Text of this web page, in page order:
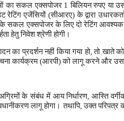
सकल एक्सपोजर 1 बिलियन रुपए या
एजेंसियों (सीआरए) के द्वारा
एक्सपोजर के लिए दो रेटिंग आवश्यक
हेतु निवेश श्रेणी होगी।
का प्रदर्शन नहीं किया गया हो, तो
कार्यक्रम (आरपी) को लागू करने और
के संबंध में आय निर्धारण, आस्ति
लागू होगा। तथापि, उक्त